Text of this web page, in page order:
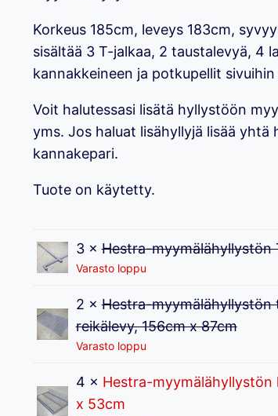
Korkeus 185cm, leveys 183cm,
sisältää 3 T-jalkaa, 2 taustalevyä, 4
kannakkeineen ja potkupellit
Voit halutessasi lisätä hyllystöön
yms. Jos haluat lisähyllyjä lisää yhtä
kannakepari.
Tuote on käytetty.
3 ×Hestra-myymälähyllystön
Varasto loppu
2 ×Hestra-myymälähyllystön
reikälevy, 156cm x 87cm
Varasto loppu
4 × Hestra-myymälähyllystön
x 53cm